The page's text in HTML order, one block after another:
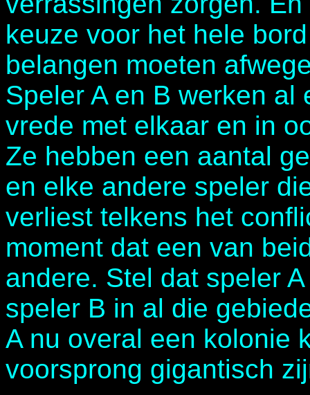
keuze voor het hele
belangen moeten
Speler A en B werken
vrede met elkaar en in
Ze hebben een aantal
en elke andere speler
verliest telkens het
moment dat een van
andere. Stel dat speler
speler B in al die
A nu overal een kolonie
voorsprong gigantisch